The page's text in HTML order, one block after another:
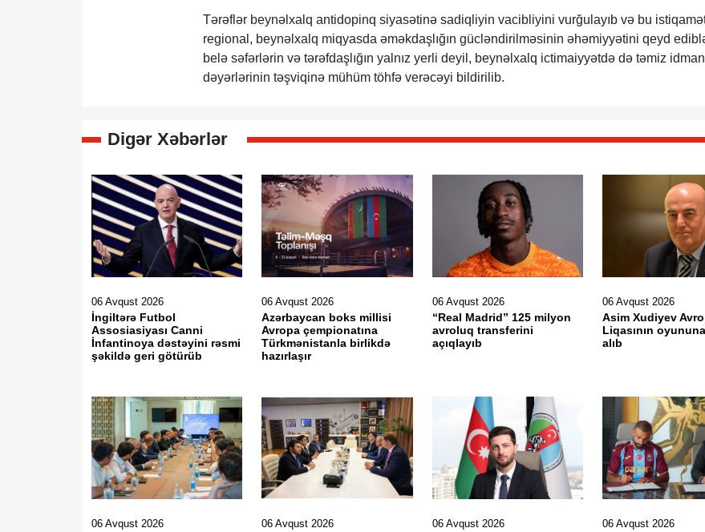
Tərəflər beynəlxalq antidopinq siyasətinə sadiqliyin vacibliyini vurğulayıb və bu
regional, beynəlxalq miqyasda əməkdaşlığın gücləndirilməsinin əhəmiyyətini qeyd
belə səfərlərin və tərəfdaşlığın yalnız yerli deyil, beynəlxalq ictimaiyyətdə də təmiz idman
dəyərlərinin təşviqinə mühüm töhfə verəcəyi bildirilib.
Digər Xəbərlər
06 Avqust 2026
İngiltərə Futbol
Assosiasiyası Canni
İnfantinoya dəstəyini rəsmi
şəkildə geri götürüb
06 Avqust 2026
Azərbaycan boks millisi
Avropa çempionatına
Türkmənistanla birlikdə
hazırlaşır
06 Avqust 2026
“Real Madrid” 125 milyon
avroluq transferini
açıqlayıb
06 Avqust 2026
Asim Xudiyev
Liqasının
alıb
06 Avqust 2026 06 Avqust 2026 06 Avqust 2026 06 Avqust 2026